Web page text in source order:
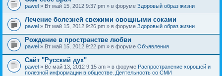
pawel » Вт май 15, 2012 9:37 pm » в форуме Здоровый образ жизни
Лечение болезней свежими овощными соками
pawel » Вт май 15, 2012 9:26 pm » в форуме Здоровый образ жизни
Рождение в пространстве любви
pawel » Вт май 15, 2012 9:22 pm » в форуме Объявления
Сайт "Русский дух"
pawel » Вс май 13, 2012 9:15 am » в форуме Распространение хорошей и
полезной информации в обществе. Деятельность со СМИ